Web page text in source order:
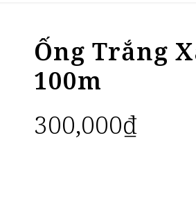
Ống Trắng
100m
300,000₫